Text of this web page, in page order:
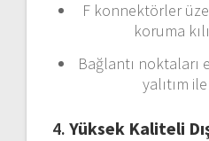
F konnektörler
koruma
Bağlantı noktaları
yalıtım ile
4. Yüksek Kaliteli